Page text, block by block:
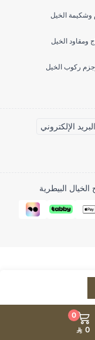
وشكيمة الخيل
ومقاود الخيل
ركوب الخيل
البريد الإلكتروني
البيطرية
0
0